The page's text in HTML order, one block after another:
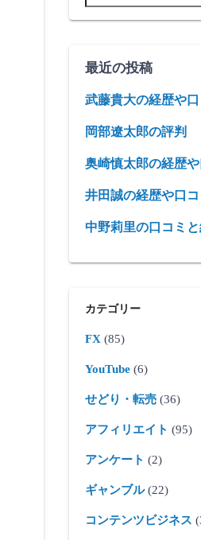
最近の投稿
武藤貴大の経歴や口
岡部遼太郎の評判
奥崎慎太郎の経歴や
井田誠の経歴や口コ
中野莉里の口コミ
カテゴリー
FX (85)
YouTube (6)
せどり・転売 (36)
アフィリエイト (95)
アンケート (2)
ギャンブル(22)
コンテンツビジネス